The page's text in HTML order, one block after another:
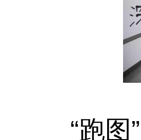
“跑图”